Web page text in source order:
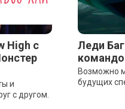
High с
и
с другом.
Леди
Возможно
будущих